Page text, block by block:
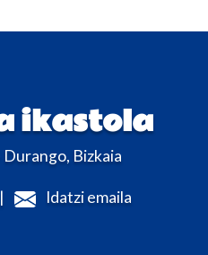
ikastola
Bizkaia
Idatzi emaila